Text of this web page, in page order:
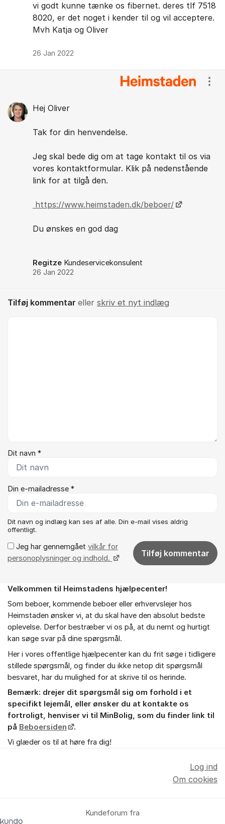
vi godt kunne tænke os fibernet. deres tlf 7518
8020, er det noget i kender til og vil acceptere.
Mvh Katja og Oliver
26 Jan 2022
Hej Oliver
Tak for din henvendelse.
Jeg skal bede dig om at tage kontakt til os via
vores kontaktformular. Klik på nedenstående
link for at tilgå den.
https://www.heimstaden.dk/beboer/
Du ønskes en god dag
Regitze Kundeservicekonsulent
26 Jan 2022
Vis/
Tilføj kommentar eller skriv et nyt indlæg
Dit navn *
Din e-mailadresse *
Dit navn og indlæg kan ses af alle. Din e-mail vises aldrig
offentligt.
Jeg har gennemgået vilkår for
personoplysninger og indhold.
Tilføj kommentar
Om forummet
Velkommen til Heimstadens hjælpecenter!
Som beboer, kommende beboer eller erhvervslejer hos
Heimstaden ønsker vi, at du skal have den absolut bedste
oplevelse. Derfor bestræber vi os på, at du nemt og hurtigt
kan søge svar på dine spørgsmål.
Her i vores offentlige hjælpecenter kan du frit søge i tidligere
stillede spørgsmål, og finder du ikke netop dit spørgsmål
besvaret, har du mulighed for at skrive til os herinde.
Bemærk: drejer dit spørgsmål sig om forhold i et
specifikt lejemål, eller ønsker du at kontakte os
fortroligt, henviser vi til MinBolig, som du finder link til
på Beboersiden
.
Vi glæder os til at høre fra dig!
Kundeforum fra
Log ind
Om cookies